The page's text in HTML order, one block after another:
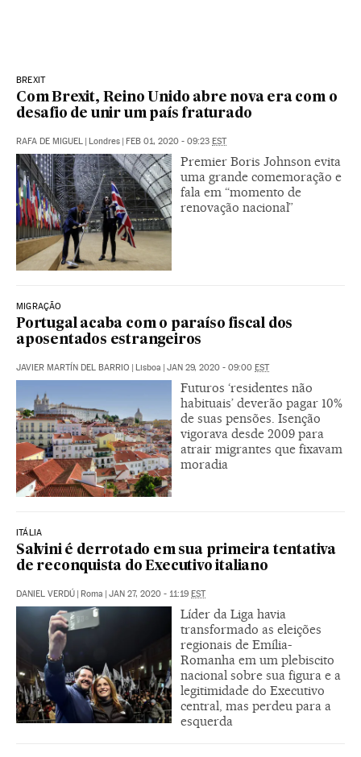
BREXIT
Com Brexit, Reino Unido abre nova era com o
desafio de unir um país fraturado
RAFA DE MIGUEL | Londres | FEB 01, 2020 - 09:23 EST
Premier Boris Johnson evita
uma grande comemoração e
fala em “momento de
renovação nacional”
MIGRAÇÃO
Portugal acaba com o paraíso fiscal dos
aposentados estrangeiros
JAVIER MARTÍN DEL BARRIO | Lisboa | JAN 29, 2020 - 09:00 EST
Futuros ‘residentes não
habituais’ deverão pagar 10%
de suas pensões. Isenção
vigorava desde 2009 para
atrair migrantes que fixavam
moradia
ITÁLIA
Salvini é derrotado em sua primeira tentativa
de reconquista do Executivo italiano
DANIEL VERDÚ | Roma | JAN 27, 2020 - 11:19 EST
Líder da Liga havia
transformado as eleições
regionais de Emília-
Romanha em um plebiscito
nacional sobre sua figura e a
legitimidade do Executivo
central, mas perdeu para a
esquerda